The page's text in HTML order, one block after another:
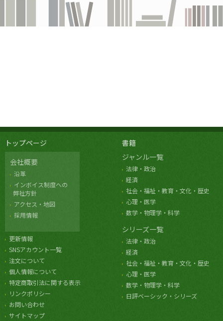
トップページ
会社概要
沿革
インボイス制度への
弊社方針
アクセス・地図
採用情報
更新情報
SNSアカウント一覧
注文について
個人情報について
特定商取引法に関する表示
リンクポリシー
お問い合わせ
サイトマップ
書籍
ジャンル一覧
法律・政治
経済
社会・福祉・教育・文化・歴史
心理・医学
数学・物理学・科学
シリーズ一覧
法律・政治
経済
社会・福祉・教育・文化・歴史
心理・医学
数学・物理学・科学
日評ベーシック・シリーズ